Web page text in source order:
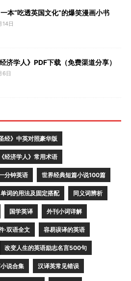
本“吃透英国文化”的爆笑漫画小书
14日
济学人》PDF下载（免费渠道分享）
6日
圣经》中英对照豪华版
《经济学人》常用术语
分钟英语 世界经典短篇小说100篇
单词的用法及固定搭配 同义词辨析
国学英译 外刊小词详解
·双语全文 容易误译的英语
改变人生的英语励志名言500句
说合集 汉译英常见错误